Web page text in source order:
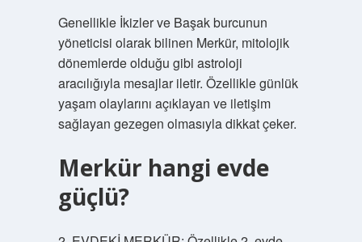
Genellikle İkizler ve Başak burcunun
yöneticisi olarak bilinen Merkür, mitolojik
dönemlerde olduğu gibi astroloji
aracılığıyla mesajlar iletir. Özellikle günlük
yaşam olaylarını açıklayan ve iletişim
sağlayan gezegen olmasıyla dikkat çeker.
Merkür hangi evde
güçlü?